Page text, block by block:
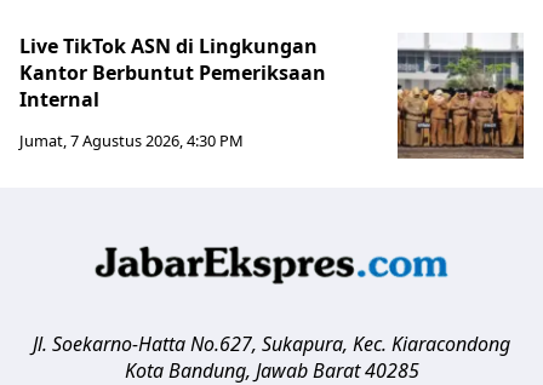
Live TikTok ASN di Lingkungan
Kantor Berbuntut Pemeriksaan
Internal
Jumat, 7 Agustus 2026, 4:30 PM
Jl. Soekarno-Hatta No.627, Sukapura, Kec. Kiaracondong
Kota Bandung, Jawab Barat 40285